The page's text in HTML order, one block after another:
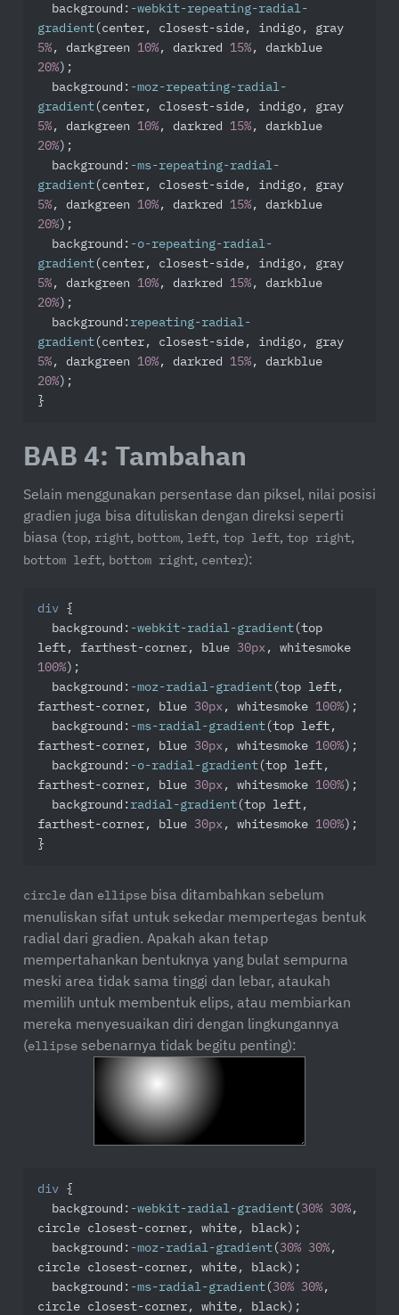
background : -webkit-repeating-radial-
gradient
5% , darkgreen 10% , darkred 15%
20% );
background : -moz-repeating-radial-
gradient
5% , darkgreen 10% , darkred 15%
20% );
background : -ms-repeating-radial-
gradient
5% , darkgreen 10% , darkred 15%
20% );
background : -o-repeating-radial-
gradient
5% , darkgreen 10% , darkred 15%
20% );
background : repeating-radial-
gradient
5% , darkgreen 10% , darkred 15%
20% );
}
BAB 4: Tambahan
Selain menggunakan persentase dan piksel, nilai posisi
gradien juga bisa dituliskan dengan direksi seperti
biasa (top, right, bottom, left, top left, top right,
bottom left, bottom right, center):
div {
background : -webkit-radial-gradient (top
left, farthest-corner, blue 30px
100% );
background : -moz-radial-gradient (top left,
farthest-corner, blue 30px , whitesmoke 100% );
background : -ms-radial-gradient (top left,
farthest-corner, blue 30px , whitesmoke 100% );
background : -o-radial-gradient (top left,
farthest-corner, blue 30px , whitesmoke 100% );
background : radial-gradient (top left,
farthest-corner, blue 30px , whitesmoke 100% );
}
circle dan ellipse bisa ditambahkan sebelum
menuliskan sifat untuk sekedar mempertegas bentuk
radial dari gradien. Apakah akan tetap
mempertahankan bentuknya yang bulat sempurna
meski area tidak sama tinggi dan lebar, ataukah
memilih untuk membentuk elips, atau membiarkan
mereka menyesuaikan diri dengan lingkungannya
(ellipse sebenarnya tidak begitu penting):
div {
background : -webkit-radial-gradient ( 30% 30% ,
circle closest-corner, white, black);
background : -moz-radial-gradient ( 30% 30% ,
circle closest-corner, white, black);
background : -ms-radial-gradient ( 30% 30% ,
circle closest-corner, white, black);